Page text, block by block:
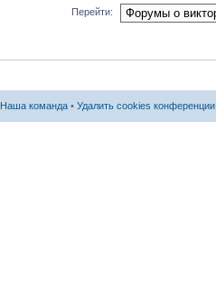
Перейти:
Наша команда • Удалить cookies конференции